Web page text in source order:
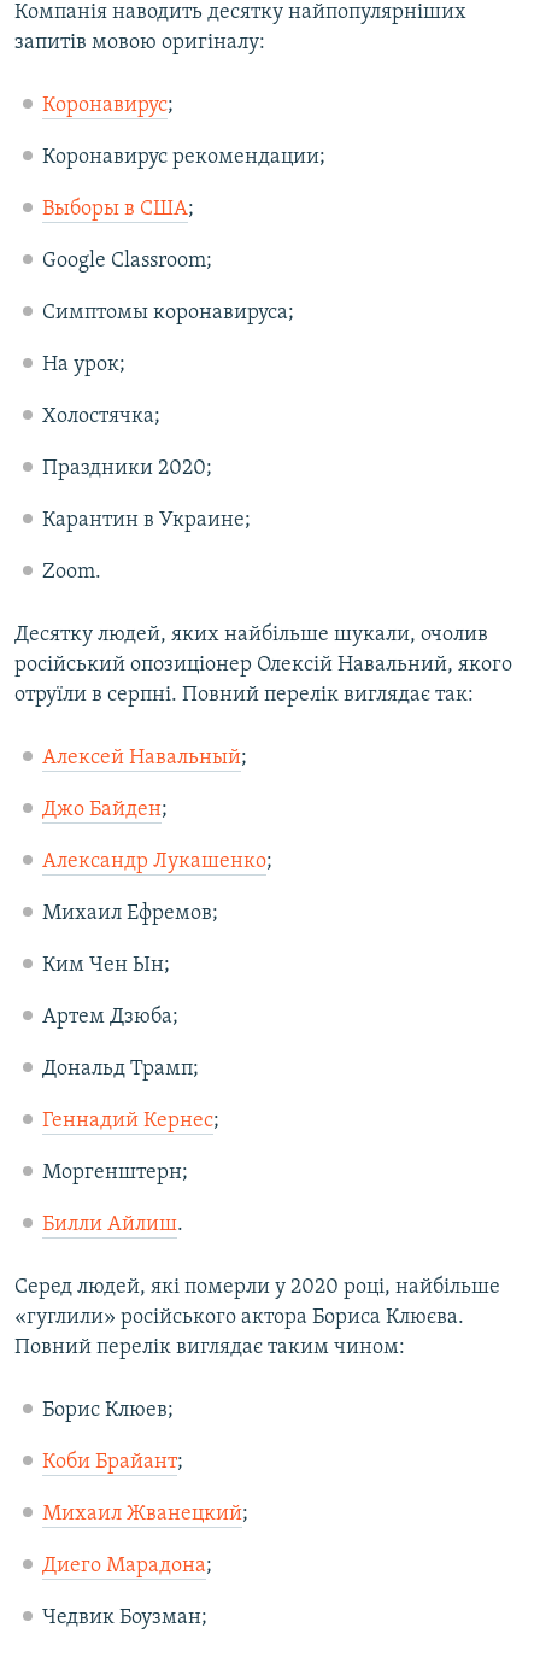
Усі сайти RFE/RL
Компанія наводить десятку найпопулярніших
запитів мовою оригіналу:
Коронавирус;
Коронавирус рекомендации;
Выборы в США;
Google Classroom;
Симптомы коронавируса;
На урок;
Холостячка;
Праздники 2020;
Карантин в Украине;
Zoom.
Десятку людей, яких найбільше шукали, очолив
російський опозиціонер Олексій Навальний, якого
отруїли в серпні. Повний перелік виглядає так:
Алексей Навальный;
Джо Байден;
Александр Лукашенко;
Михаил Ефремов;
Ким Чен Ын;
Артем Дзюба;
Дональд Трамп;
Геннадий Кернес;
Моргенштерн;
Билли Айлиш.
Серед людей, які померли у 2020 році, найбільше
«гуглили» російського актора Бориса Клюєва.
Повний перелік виглядає таким чином:
Борис Клюев;
Коби Брайант;
Михаил Жванецкий;
Диего Марадона;
Чедвик Боузман;